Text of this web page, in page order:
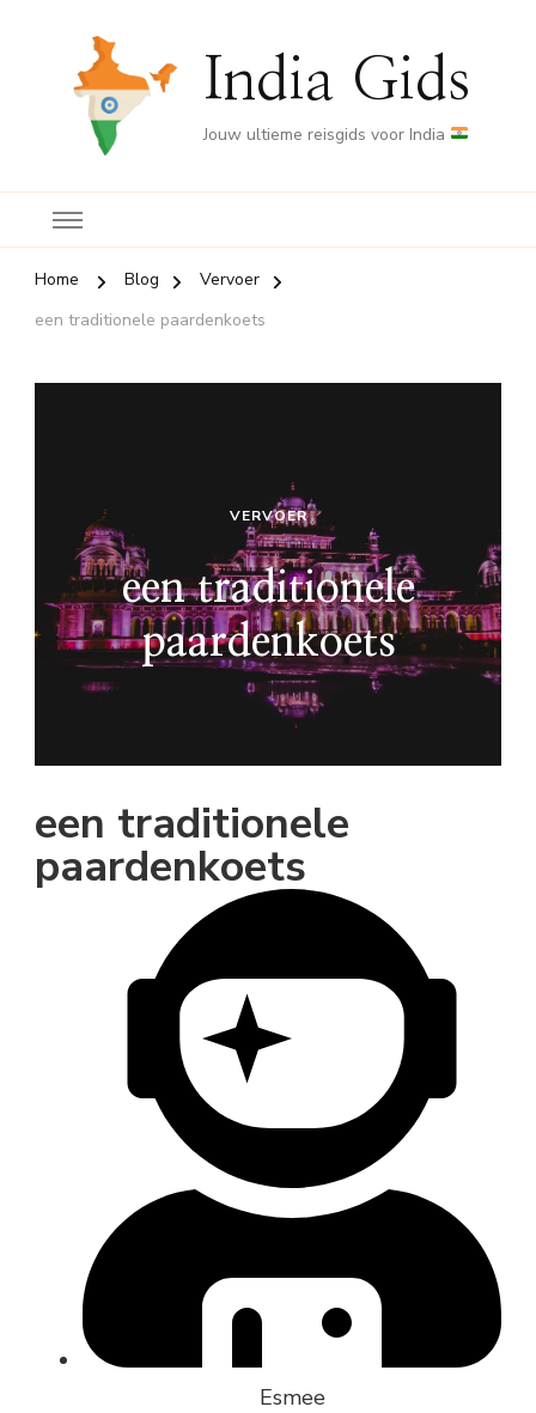
India Gids
Jouw ultieme reisgids voor India
Home Blog
Vervoer
een traditionele paardenkoets
VERVOER
een traditionele
paardenkoets
een traditionele
paardenkoets
Esmee